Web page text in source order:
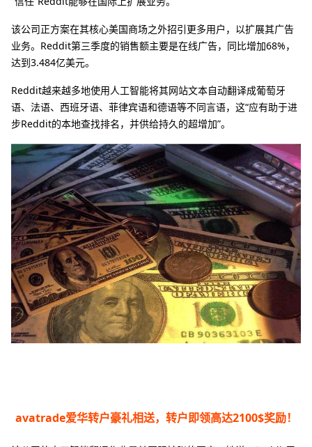
该公司正方案在其核心美国商场之外招引更多用户，以扩展其广告
业务。Reddit第三季度的销售额主要是在线广告，同比增加68%，
达到3.484亿美元。
Reddit越来越多地使用人工智能将其网站文本自动翻译成葡萄牙
语、法语、西班牙语、菲律宾语和德语等不同言语，这“应有助于进
步Reddit的本地查找排名，并供给持久的超增加”。
avatrade爱华转户豪礼相送，转户即领高达2100$奖励！